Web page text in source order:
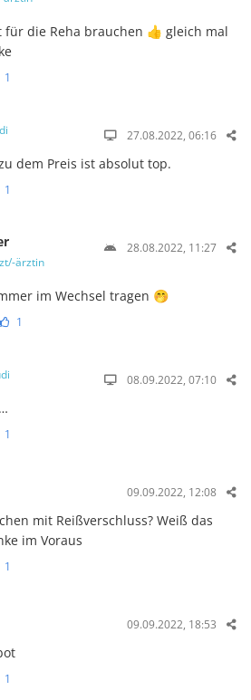
für die Reha brauchen 👍 gleich mal
1
27.08.2022, 06:16
dem Preis ist absolut top.
1
ärztin
28.08.2022, 11:27
im Wechsel tragen 🤭
1
08.09.2022, 07:10
1
09.09.2022, 12:08
mit Reißverschluss? Weiß das
im Voraus
1
09.09.2022, 18:53
1